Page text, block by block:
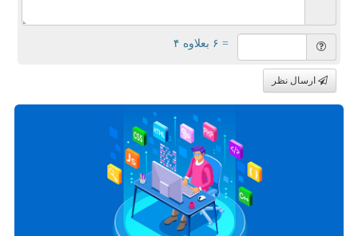
= ۶ بعلاوه ۴
ارسال نظر